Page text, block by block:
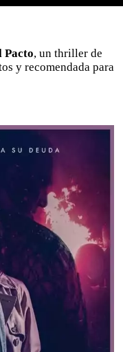
Pacto, un thriller de
y recomendada para